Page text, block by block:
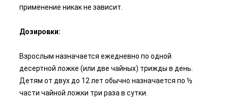
применение никак не зависит.
Дозировки:
Взрослым назначается ежедневно по одной
десертной ложке (или две чайных) трижды в день.
Детям от двух до 12 лет обычно назначается по ½
части чайной ложки три раза в сутки.